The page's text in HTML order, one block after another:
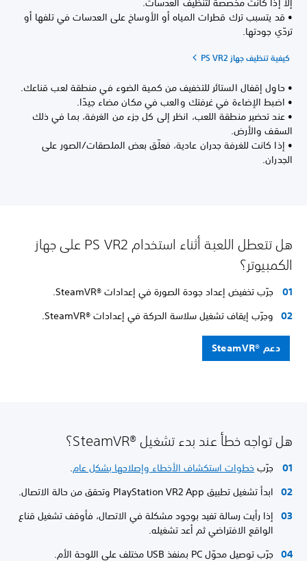
إلا إذا كانت مخصصة لتنظيف العدسات.
• قد يتسبب ترك قطرات المياه أو الأوساخ على العدسات في تلفها أو
تردّي جودتها.
كيفية تنظيف جهاز PS VR2
• حاوِل إقفال الستائر للتخفيف من كمية الضوء في منطقة لعب قناعك.
• اضبط الإضاءة في غرفتك والعب في مكان مضاء جيدًا.
• عند تحضير منطقة اللعب، انظر إلى كل جزء من الغرفة، بما في ذلك
السقف والأرض.
• إذا كانت للغرفة جدران عادية، فعلّق بعض الملصقات/الصور على
الجدران.
هل تتعطل اللعبة أثناء استخدام PS VR2 على جهاز
الكمبيوتر؟
جرّب تخفيض إعداد جودة الصورة في إعدادات SteamVR®‎.
وجرّب إيقاف تشغيل سلاسة الحركة في إعدادات SteamVR®‎.
دعم SteamVR®‎
هل تواجه خطأ عند بدء تشغيل SteamVR®‎؟
جرّبخطوات استكشاف الأخطاء وإصلاحها بشكل عام.
ابدأ تشغيل تطبيق PlayStation VR2 App وتحقق من حالة الاتصال.
إذا رأيت رسالة تفيد بوجود مشكلة في الاتصال، فأوقف تشغيل قناع
الواقع الافتراضي ثم أعد تشغيله.
جرّب توصيل محوّل PC بمنفذ USB مختلف على اللوحة الأم.